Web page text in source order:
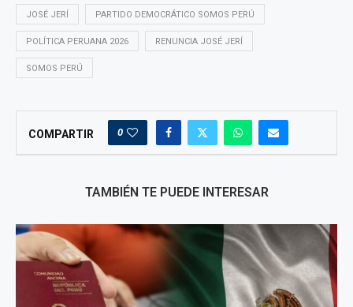
JOSÉ JERÍ PARTIDO DEMOCRÁTICO SOMOS PERÚ
POLÍTICA PERUANA 2026 RENUNCIA JOSÉ JERÍ
SOMOS PERÚ
COMPARTIR 0
TAMBIÉN TE PUEDE INTERESAR